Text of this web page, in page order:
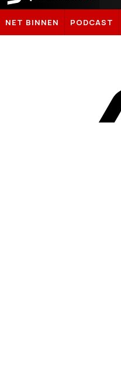
Sportnieuws.nl
NET BINNEN PODCAST